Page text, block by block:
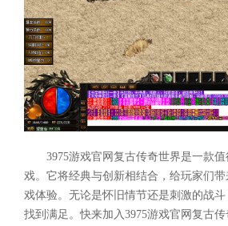
3975游戏官网复古传奇世界是一款
戏。它将经典与创新相结合，给玩家们
戏体验。无论是怀旧情节还是刺激的战
找到满足。快来加入3975游戏官网复古